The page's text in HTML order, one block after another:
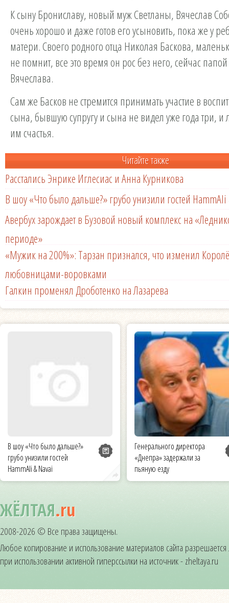
К сыну Брониславу, новый муж Светланы, Вячеслав
очень хорошо и даже готов его усыновить, пока же у
матери. Своего родного отца Николая Баскова,
не помнит, все это время он рос без него, сейчас
Вячеслава.
Сам же Басков не стремится принимать участие в
сына, бывшую супругу и сына не видел уже года три, и
им счастья.
Читайте также
Расстались Энрике Иглесиас и Анна Курникова
В шоу «Что было дальше?» грубо унизили гостей HammAli
Авербух зарождает в Бузовой новый комплекс на
периоде»
«Мужик на 200%»: Тарзан признался, что изменил
любовницами-воровками
Галкин променял Дроботенко на Лазарева
В шоу «Что было дальше?»
грубо унизили гостей
HammAli & Navai
Генерального директора
«Днепра» задержали за
пьяную езду
ЖЁЛТАЯ.ru
2008-2026 © Все права защищены.
Любое копирование и использование материалов сайта
при использовании активной гиперссылки на источник - zheltaya.ru